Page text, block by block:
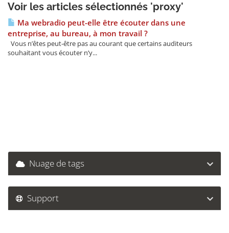
Voir les articles sélectionnés 'proxy'
Ma webradio peut-elle être écouter dans une
entreprise, au bureau, à mon travail ?
Vous n’êtes peut-être pas au courant que certains auditeurs
souhaitant vous écouter n’y...
Nuage de tags
Support